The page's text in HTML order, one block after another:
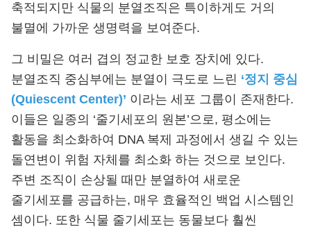
축적되지만 식물의 분열조직은 특이하게도 거의
불멸에 가까운 생명력을 보여준다.
그 비밀은 여러 겹의 정교한 보호 장치에 있다.
분열조직 중심부에는 분열이 극도로 느린 ‘정지 중심
(Quiescent Center)’ 이라는 세포 그룹이 존재한다.
이들은 일종의 ‘줄기세포의 원본’으로, 평소에는
활동을 최소화하여 DNA 복제 과정에서 생길 수 있는
돌연변이 위험 자체를 최소화 하는 것으로 보인다.
주변 조직이 손상될 때만 분열하여 새로운
줄기세포를 공급하는, 매우 효율적인 백업 시스템인
셈이다. 또한 식물 줄기세포는 동물보다 훨씬